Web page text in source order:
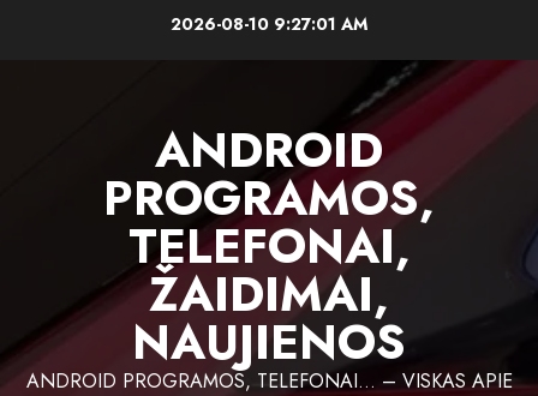
2026-08-10 9:27:01 AM
ANDROID
PROGRAMOS,
TELEFONAI,
ŽAIDIMAI,
NAUJIENOS
ANDROID PROGRAMOS, TELEFONAI… – VISKAS APIE